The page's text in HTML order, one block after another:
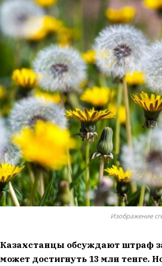
Изображение
Казахстанцы обсуждают штраф
может достигнуть 13 млн тенге.